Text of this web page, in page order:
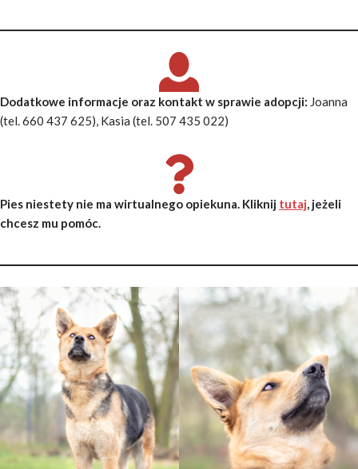
Dodatkowe informacje oraz kontakt w sprawie adopcji: Joanna
(tel. 660 437 625), Kasia (tel. 507 435 022)
Pies niestety nie ma wirtualnego opiekuna. Kliknij tutaj, jeżeli
chcesz mu pomóc.